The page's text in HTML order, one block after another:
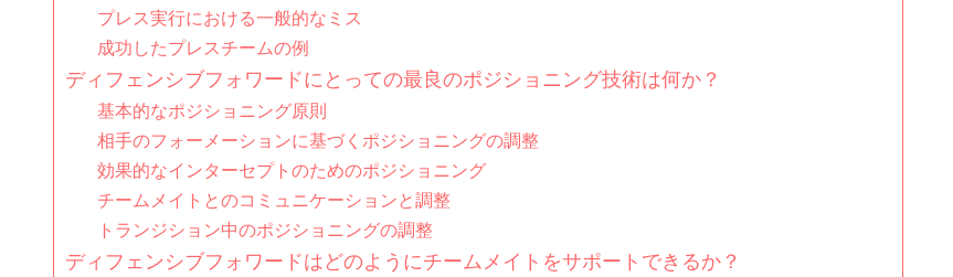
プレス実行における一般的なミス
成功したプレスチームの例
ディフェンシブフォワードにとっての最良のポジショニング技術は何か？
基本的なポジショニング原則
相手のフォーメーションに基づくポジショニングの調整
効果的なインターセプトのためのポジショニング
チームメイトとのコミュニケーションと調整
トランジション中のポジショニングの調整
ディフェンシブフォワードはどのようにチームメイトをサポートできるか？